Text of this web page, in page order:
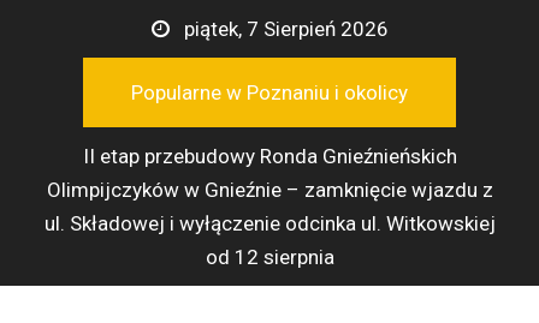
Przejdź
treści
piątek, 7 Sierpień 2026
Popularne w Poznaniu i okolicy
II etap przebudowy Ronda Gnieźnieńskich
Olimpijczyków w Gnieźnie – zamknięcie wjazdu z
ul. Składowej i wyłączenie odcinka ul. Witkowskiej
od 12 sierpnia